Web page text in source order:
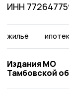
ИНН
жильё
Издания МО
Тамбовской